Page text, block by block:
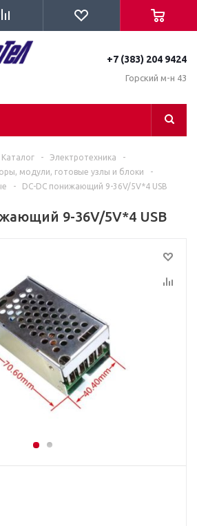
+7 (383) 204 9424
Горский м-н 43
Каталог - Электротехника
-
модули, готовые узлы и блоки
-
- DC-DC понижающий 9-36V/5V*4 USB
9-36V/5V*4 USB